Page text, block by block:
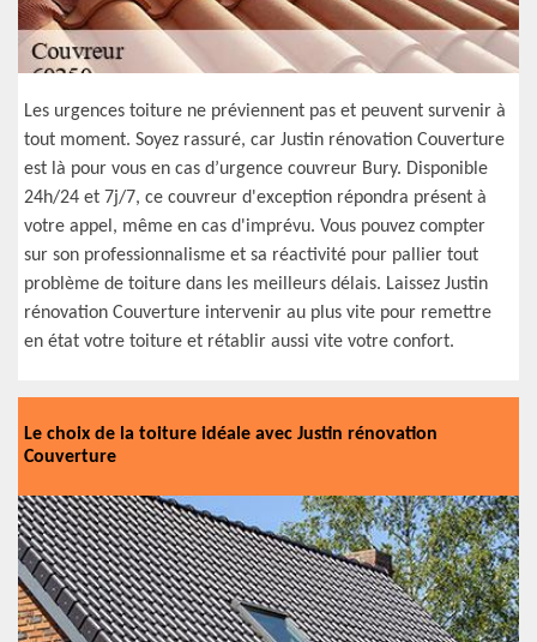
Les urgences toiture ne préviennent pas et peuvent survenir à
tout moment. Soyez rassuré, car Justin rénovation Couverture
est là pour vous en cas d’urgence couvreur Bury. Disponible
24h/24 et 7j/7, ce couvreur d'exception répondra présent à
votre appel, même en cas d'imprévu. Vous pouvez compter
sur son professionnalisme et sa réactivité pour pallier tout
problème de toiture dans les meilleurs délais. Laissez Justin
rénovation Couverture intervenir au plus vite pour remettre
en état votre toiture et rétablir aussi vite votre confort.
Le choix de la toiture idéale avec Justin rénovation
Couverture